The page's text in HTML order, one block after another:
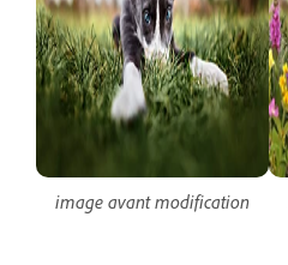
image avant modification